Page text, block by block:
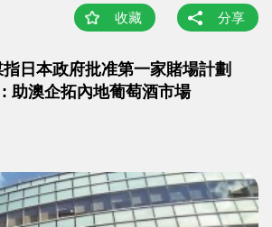
收藏 分享
日本政府批准第一家賭場計劃
助澳企拓內地葡萄酒市場